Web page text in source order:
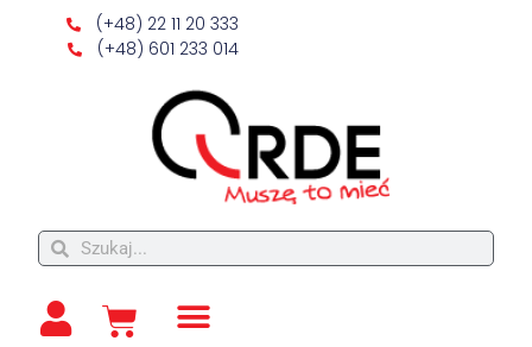
(+48) 22 11 20 333
(+48) 601 233 014